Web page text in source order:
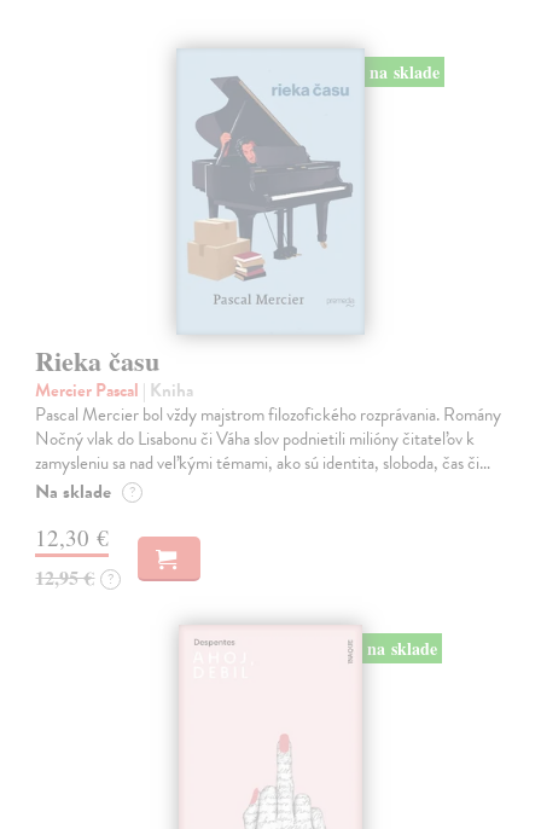
na sklade
Rieka času
Mercier Pascal | Kniha
Pascal Mercier bol vždy majstrom filozofického rozprávania. Romány
Nočný vlak do Lisabonu či Váha slov podnietili milióny čitateľov k
zamysleniu sa nad veľkými témami, ako sú identita, sloboda, čas či…
Na sklade ?
12,30 €
12,95 € ?
na sklade